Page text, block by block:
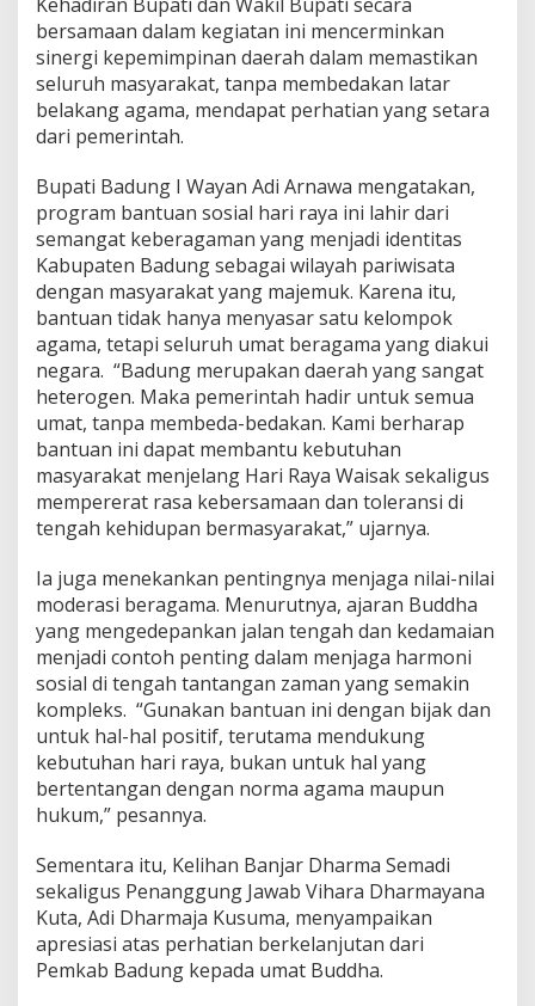
u
a
t
S
e
m
g
a
t
T
o
l
e
r
a
n
s
i
d
i
T
e
n
a
h
K
e
b
e
a
g
a
m
Kehadiran Bupati dan Wakil Bupati secara
bersamaan dalam kegiatan ini mencerminkan
sinergi kepemimpinan daerah dalam memastikan
seluruh masyarakat, tanpa membedakan latar
belakang agama, mendapat perhatian yang setara
dari pemerintah.
Bupati Badung I Wayan Adi Arnawa mengatakan,
program bantuan sosial hari raya ini lahir dari
semangat keberagaman yang menjadi identitas
Kabupaten Badung sebagai wilayah pariwisata
dengan masyarakat yang majemuk. Karena itu,
bantuan tidak hanya menyasar satu kelompok
agama, tetapi seluruh umat beragama yang diakui
negara. “Badung merupakan daerah yang sangat
heterogen. Maka pemerintah hadir untuk semua
umat, tanpa membeda-bedakan. Kami berharap
bantuan ini dapat membantu kebutuhan
masyarakat menjelang Hari Raya Waisak sekaligus
mempererat rasa kebersamaan dan toleransi di
tengah kehidupan bermasyarakat,” ujarnya.
Ia juga menekankan pentingnya menjaga nilai-nilai
moderasi beragama. Menurutnya, ajaran Buddha
yang mengedepankan jalan tengah dan kedamaian
menjadi contoh penting dalam menjaga harmoni
sosial di tengah tantangan zaman yang semakin
kompleks. “Gunakan bantuan ini dengan bijak dan
untuk hal-hal positif, terutama mendukung
kebutuhan hari raya, bukan untuk hal yang
bertentangan dengan norma agama maupun
hukum,” pesannya.
Sementara itu, Kelihan Banjar Dharma Semadi
sekaligus Penanggung Jawab Vihara Dharmayana
Kuta, Adi Dharmaja Kusuma, menyampaikan
apresiasi atas perhatian berkelanjutan dari
Pemkab Badung kepada umat Buddha.